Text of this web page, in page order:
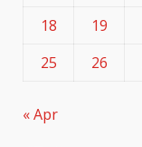
18
19
25
26
« Apr